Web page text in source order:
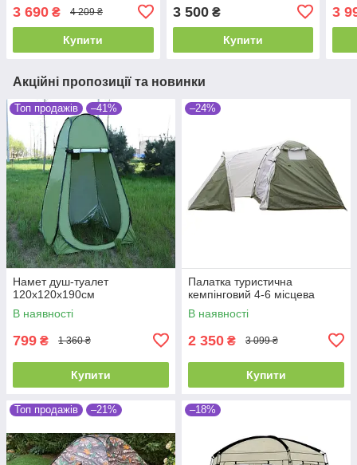
3 690 ₴ 4 209 ₴
Купити
3 500₴
Купити
3
Акційні пропозиції та новинки
Топ продажів –41%
Намет душ-туалет
120х120х190см
В наявності
799 ₴ 1 360 ₴
Купити
–24%
Палатка туристична
кемпінговий 4-6 місцева
В наявності
2 350 ₴ 3 099 ₴
Купити
Топ продажів –21% –18%